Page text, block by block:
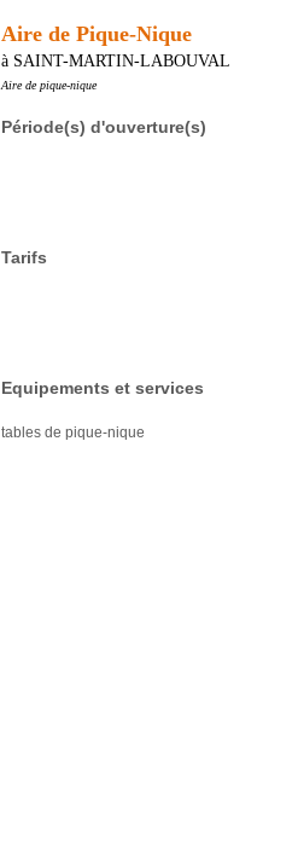
Aire de Pique-Nique
à SAINT-MARTIN-LABOUVAL
Aire de pique-nique
Période(s) d'ouverture(s)
Tarifs
Equipements et services
tables de pique-nique